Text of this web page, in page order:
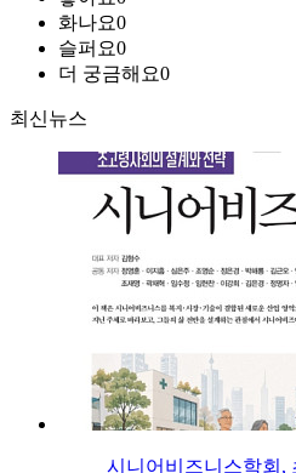
화나요0
슬퍼요0
더 궁금해요0
최신뉴스
시니어비즈니스학회,